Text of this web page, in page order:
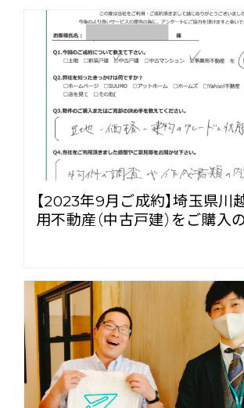
【2023年9月ご成約】埼玉県川
用不動産（中古戸建）をご購入